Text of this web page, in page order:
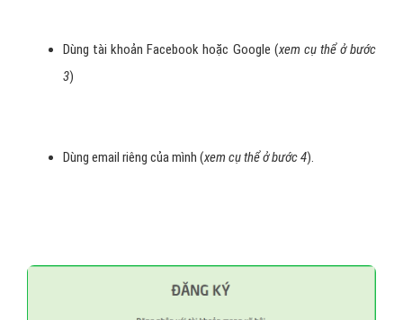
Dùng tài khoản Facebook hoặc Google (xem cụ thể ở bước
3)
Dùng email riêng của mình (xem cụ thể ở bước 4).